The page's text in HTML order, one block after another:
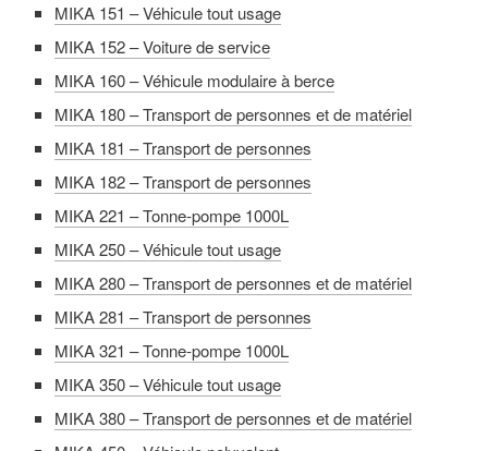
MIKA 151 – Véhicule tout usage
MIKA 152 – Voiture de service
MIKA 160 – Véhicule modulaire à berce
MIKA 180 – Transport de personnes et de matériel
MIKA 181 – Transport de personnes
MIKA 182 – Transport de personnes
MIKA 221 – Tonne-pompe 1000L
MIKA 250 – Véhicule tout usage
MIKA 280 – Transport de personnes et de matériel
MIKA 281 – Transport de personnes
MIKA 321 – Tonne-pompe 1000L
MIKA 350 – Véhicule tout usage
MIKA 380 – Transport de personnes et de matériel